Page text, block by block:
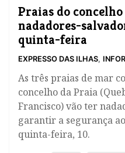
Praias do
nadadores-
quinta-feira
EXPRESSO DAS ILHAS,
As três praias de mar
concelho da Praia
Francisco) vão ter
garantir a segurança
quinta-feira, 10.